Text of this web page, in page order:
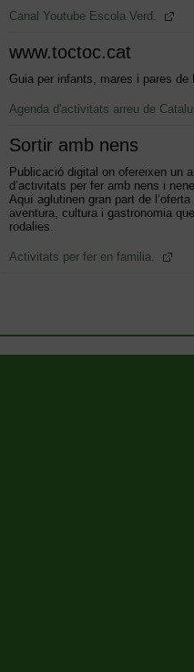
Canal Youtube Escola Verd.
www.toctoc.cat
Guia per infants, mares i pares de
Agenda d'activitats arreu de
Sortir amb nens
Publicació digital on ofereixen un
d’activitats per fer amb nens i
Aquí aglutinen gran part de
aventura, cultura i gastronomia
rodalies.
Activitats per fer en familia.